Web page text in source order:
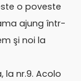
o poveste
ajung într-
şi noi la
la nr.9. Acolo